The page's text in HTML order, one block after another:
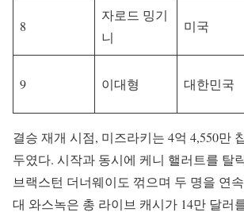
8
자로드 밍기
니
미국
9 이대형 대한민국
결승 재개 시점, 미즈라키는 4억 4,550만
두였다. 시작과 동시에 케니 핼러트를 탈
브랙스턴 더너웨이도 꺾으며 두 명을 연
대 와스녹은 총 라이브 캐시가 14만 달러